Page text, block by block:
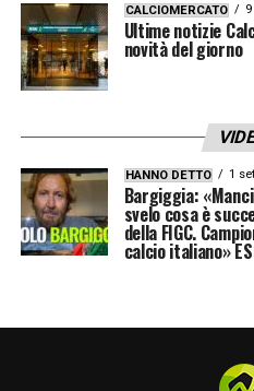
CALCIOMERCATO
Ultime notizie
novità del giorno
HANNO DETTO 1
Bargiggia:
svelo cosa è
della FIGC.
calcio italiano»